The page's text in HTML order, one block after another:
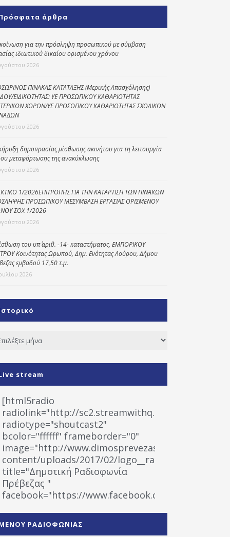
Κοινωνικό
παντοπωλείο
Kοινωνικό
φαρμακείο
Κέντρο Ημερήσιας
Φροντίδας
Ηλικιωμένων
(Κ.Η.Φ.Η.) Πρέβεζας
άρθρα
για την πρόσληψη προσωπικού με σύμβαση
ιδιωτικού δικαίου ορισμένου χρόνου
2026
ΠΙΝΑΚΑΣ ΚΑΤΑΤΑΞΗΣ (Μερικής Απασχόλησης)
ΕΙΔΙΚΟΤΗΤΑΣ: ΥΕ ΠΡΟΣΩΠΙΚΟΥ ΚΑΘΑΡΙΟΤΗΤΑΣ
ΧΩΡΩΝ/ΥΕ ΠΡΟΣΩΠΙΚΟΥ ΚΑΘΑΡΙΟΤΗΤΑΣ ΣΧΟΛΙΚΩΝ
2026
δημοπρασίας μίσθωσης ακινήτου για τη λειτουργία
μεταφόρτωσης της ανακύκλωσης
2026
1/2026ΕΠΙΤΡΟΠΗΣ ΓΙΑ ΤΗΝ ΚΑΤΑΡΤΙΣΗ ΤΩΝ ΠΙΝΑΚΩΝ
ΠΡΟΣΩΠΙΚΟΥ ΜΕΣΥΜΒΑΣΗ ΕΡΓΑΣΙΑΣ ΟΡΙΣΜΕΝΟΥ
ΣΟΧ 1/2026
2026
του υπ΄ αριθ. -14- καταστήματος, ΕΜΠΟΡΙΚΟΥ
Κοινότητας Ωρωπού, Δημ. Ενότητας Λούρου, Δήμου
εμβαδού 17,50 τ.μ.
2026
stream
[html5radio
radiolink="http://sc2.streamwithq.com:8028/
radiotype="shoutcast2"
bcolor="ffffff" frameborder="0"
image="http://www.dimosprevezas.gr/wp-
content/uploads/2017/02/logo__radiofonias.jpg"
title="Δημοτική Ραδιοφωνία
Πρέβεζας "
facebook="https://www.facebook.com/
1531194763766854/" artist="" ]
ΡΑΔΙΟΦΩΝΙΑΣ